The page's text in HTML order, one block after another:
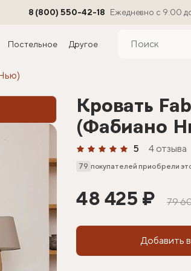
8 (800) 550-42-18 Ежедневно с 9:00
Постельное Другое
Кровать
(Фабиано
5 4 отзыва
79 покупателей приобрели
48 425 ₽ 79
Добавить